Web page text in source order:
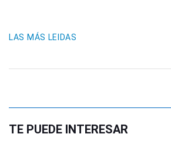
LAS MÁS LEIDAS
TE PUEDE INTERESAR